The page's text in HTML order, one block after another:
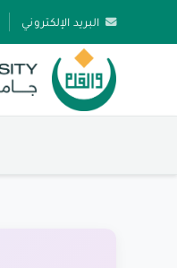
البريد الإلكتروني